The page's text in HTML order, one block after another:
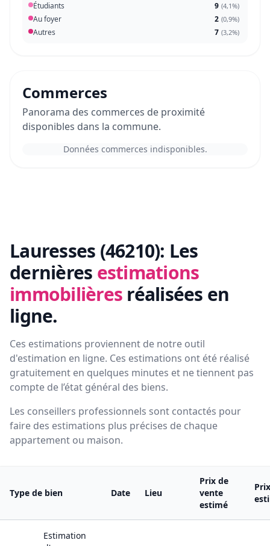
Étudiants 9 (4,1%)
Au foyer 2 (0,9%)
Autres 7 (3,2%)
Commerces
Panorama des commerces de proximité
disponibles dans la commune.
Données commerces indisponibles.
Lauresses (46210): Les
dernières estimations
immobilières réalisées en
ligne.
Ces estimations proviennent de notre outil
d'estimation en ligne. Ces estimations ont été réalisé
gratuitement en quelques minutes et ne tiennent pas
compte de l’état général des biens.
Les conseillers professionnels sont contactés pour
faire des estimations plus précises de chaque
appartement ou maison.
Type de bien Date Lieu
Prix de
vente
estimé
Estimation